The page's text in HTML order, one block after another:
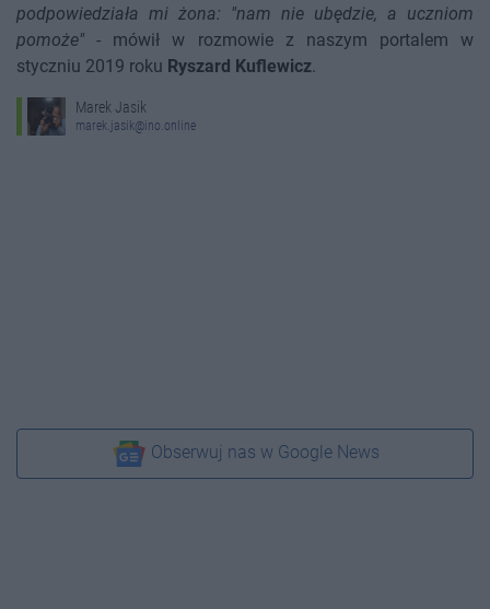
podpowiedziała mi żona: "nam nie ubędzie, a uczniom
pomoże" - mówił w rozmowie z naszym portalem w
styczniu 2019 roku Ryszard Kuflewicz.
Marek Jasik
marek.jasik@ino.online
Obserwuj nas w Google News